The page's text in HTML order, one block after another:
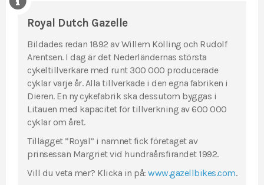
Royal Dutch Gazelle
Bildades redan 1892 av Willem Kölling och Rudolf
Arentsen. I dag är det Nederländernas största
cykeltillverkare med runt 300 000 producerade
cyklar varje år. Alla tillverkade i den egna fabriken i
Dieren. En ny cykefabrik ska dessutom byggas i
Litauen med kapacitet för tillverkning av 600 000
cyklar om året.
Tillägget ”Royal” i namnet fick företaget av
prinsessan Margriet vid hundraårsfirandet 1992.
Vill du veta mer? Klicka in på: www.gazellbikes.com.